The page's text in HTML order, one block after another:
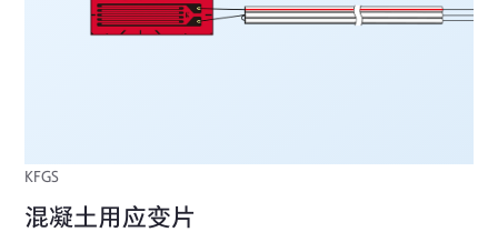
KFGS
混凝土用应变片